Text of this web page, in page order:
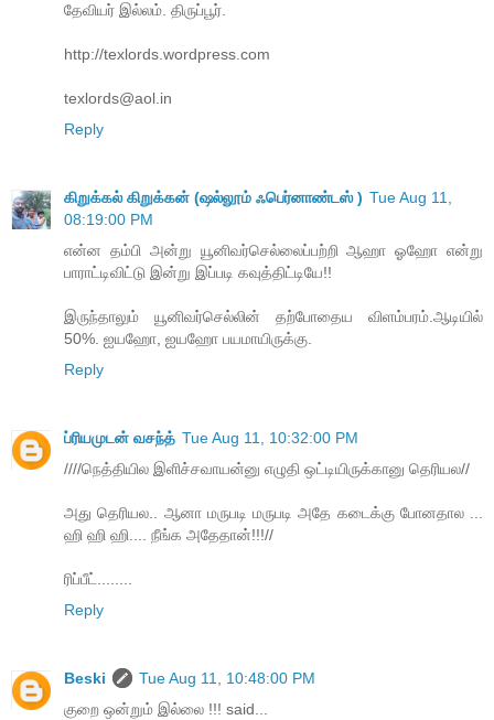
தேவியர் இல்லம். திருப்பூர்.
http://texlords.wordpress.com
texlords@aol.in
Reply
கிறுக்கல் கிறுக்கன் (ஷல்லூம் ஃபெர்னாண்டஸ் ) Tue Aug 11,
08:19:00 PM
என்ன தம்பி அன்று யூனிவர்செல்லைப்பற்றி ஆஹா ஓஹோ என்று
பாராட்டிவிட்டு இன்று இப்படி கவுத்திட்டியே!!
இருந்தாலும் யூனிவர்செல்லின் தற்போதைய விளம்பரம்.ஆடியில்
50%. ஐயஹோ, ஐயஹோ பயமாயிருக்கு.
Reply
ப்ரியமுடன் வசந்த் Tue Aug 11, 10:32:00 PM
////நெத்தியில இளிச்சவாயன்னு எழுதி ஒட்டியிருக்கானு தெரியல//
அது தெரியல.. ஆனா மருபடி மருபடி அதே கடைக்கு போனதால ...
ஹி ஹி ஹி.... நீங்க அதேதான்!!!//
ரிப்பீட்........
Reply
Beski
Tue Aug 11, 10:48:00 PM
குறை ஒன்றும் இல்லை !!! said...